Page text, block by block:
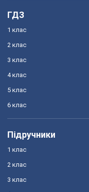
ГДЗ
1 клас
2 клас
3 клас
4 клас
5 клас
6 клас
Підручники
1 клас
2 клас
3 клас